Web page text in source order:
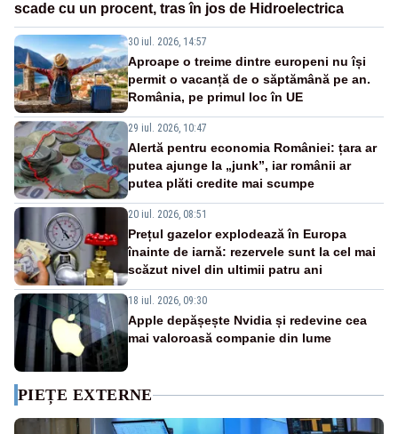
scade cu un procent, tras în jos de Hidroelectrica
30 iul. 2026, 14:57
Aproape o treime dintre europeni nu își
permit o vacanță de o săptămână pe an.
România, pe primul loc în UE
29 iul. 2026, 10:47
Alertă pentru economia României: țara ar
putea ajunge la „junk”, iar românii ar
putea plăti credite mai scumpe
20 iul. 2026, 08:51
Prețul gazelor explodează în Europa
înainte de iarnă: rezervele sunt la cel mai
scăzut nivel din ultimii patru ani
18 iul. 2026, 09:30
Apple depășește Nvidia și redevine cea
mai valoroasă companie din lume
PIEȚE EXTERNE